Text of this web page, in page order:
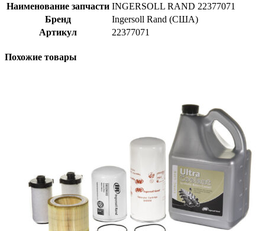
Наименование запчасти INGERSOLL RAND 22377071
Бренд
Ingersoll Rand (США)
Артикул
22377071
Похожие товары